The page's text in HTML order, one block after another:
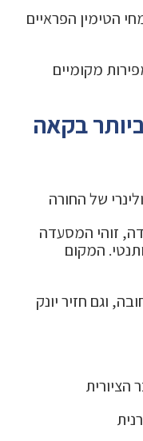
הטימין הפראיים
מקומיים
בקאה
של החורה
זוהי המסעדה
המקום
וגם חזיר יונק
הציורית